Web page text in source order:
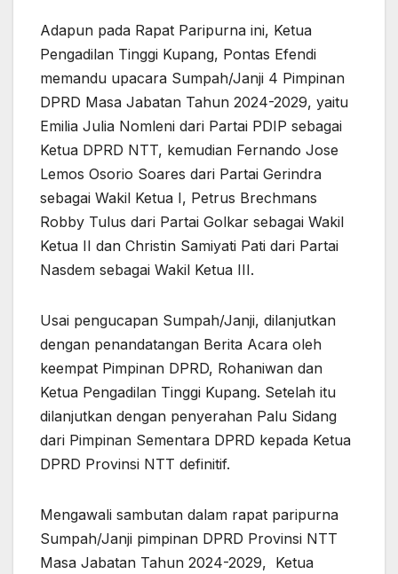
Adapun pada Rapat Paripurna ini, Ketua
Pengadilan Tinggi Kupang, Pontas Efendi
memandu upacara Sumpah/Janji 4 Pimpinan
DPRD Masa Jabatan Tahun 2024-2029, yaitu
Emilia Julia Nomleni dari Partai PDIP sebagai
Ketua DPRD NTT, kemudian Fernando Jose
Lemos Osorio Soares dari Partai Gerindra
sebagai Wakil Ketua I, Petrus Brechmans
Robby Tulus dari Partai Golkar sebagai Wakil
Ketua II dan Christin Samiyati Pati dari Partai
Nasdem sebagai Wakil Ketua III.
Usai pengucapan Sumpah/Janji, dilanjutkan
dengan penandatangan Berita Acara oleh
keempat Pimpinan DPRD, Rohaniwan dan
Ketua Pengadilan Tinggi Kupang. Setelah itu
dilanjutkan dengan penyerahan Palu Sidang
dari Pimpinan Sementara DPRD kepada Ketua
DPRD Provinsi NTT definitif.
Mengawali sambutan dalam rapat paripurna
Sumpah/Janji pimpinan DPRD Provinsi NTT
Masa Jabatan Tahun 2024-2029, Ketua